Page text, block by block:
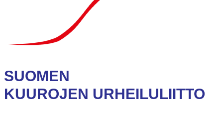
SUOMEN
KUUROJEN URHEILULIITTO